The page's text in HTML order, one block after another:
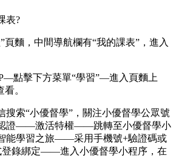
表?
頁麵，中間導航欄有“我的課表”，進入
點擊下方菜單“學習”—進入頁麵上
。
搜索“小優督學”，關注小優督學公眾號
證——激活特權——跳轉至小優督學小
學習之旅——采用手機號+驗證碼或
登錄綁定——進入小優督學小程序，在